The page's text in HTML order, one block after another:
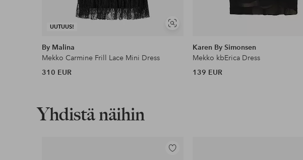
UUTUUS!
Näytä
By Malina
Mekko Carmine Frill Lace Mini Dress
310 EUR
Karen By Simonsen
Mekko kbErica Dress
139 EUR
Yhdistä näihin
Lisää